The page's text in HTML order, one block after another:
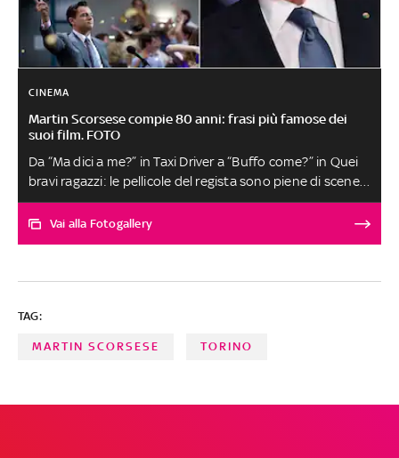
CINEMA
Martin Scorsese compie 80 anni: frasi più famose dei
suoi film. FOTO
Da “Ma dici a me?” in Taxi Driver a “Buffo come?” in Quei
bravi ragazzi: le pellicole del regista sono piene di scene e
dialoghi ormai entrati nella storia del cinema. Nato a
New York il 17 novembre 1942, nella sua carriera ha
2007 per The Departed. Per celebrarlo, abbiamo
Vai alla Fotogallery
TAG:
MARTIN SCORSESE TORINO